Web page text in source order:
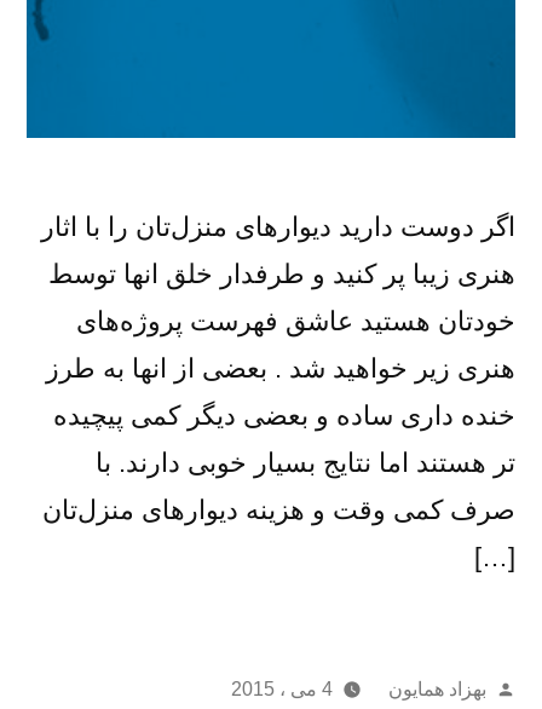
اگر دوست دارید دیوارهای منزل‌تان را با اثار
هنری زیبا پر کنید و طرفدار خلق انها توسط
خودتان هستید عاشق فهرست پروژه‌های
هنری زیر خواهید شد . بعضی از انها به طرز
خنده داری ساده و بعضی دیگر کمی پیچیده
تر هستند اما نتایج بسیار خوبی دارند. با
صرف کمی وقت و هزینه دیوارهای منزل‌تان
[…]
از
بهزاد همایون
4 می ، 2015